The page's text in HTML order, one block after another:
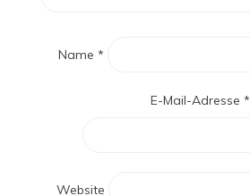
Name *
E-Mail-Adresse*
Website